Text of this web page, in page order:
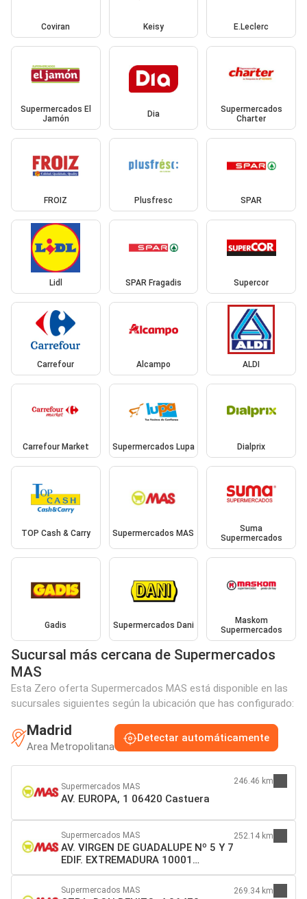
Coviran Keisy E.Leclerc
Supermercados El
Jamón
Dia
Supermercados
Charter
FROIZ Plusfresc SPAR
Lidl SPAR Fragadis Supercor
Carrefour Alcampo ALDI
Carrefour Market Supermercados Lupa Dialprix
TOP Cash & Carry Supermercados MAS
Suma
Supermercados
Gadis Supermercados Dani
Maskom
Supermercados
Sucursal más cercana de Supermercados
MAS
Esta Zero oferta Supermercados MAS está disponible en las
sucursales siguientes según la ubicación que has configurado:
Madrid
Area Metropolitana
Detectar automáticamente
Supermercados MAS
AV. EUROPA, 1 06420 Castuera
246.46 km
Supermercados MAS
AV. VIRGEN DE GUADALUPE Nº 5 Y 7
EDIF. EXTREMADURA 10001
Cáceres
252.14 km
Supermercados MAS 269.34 km